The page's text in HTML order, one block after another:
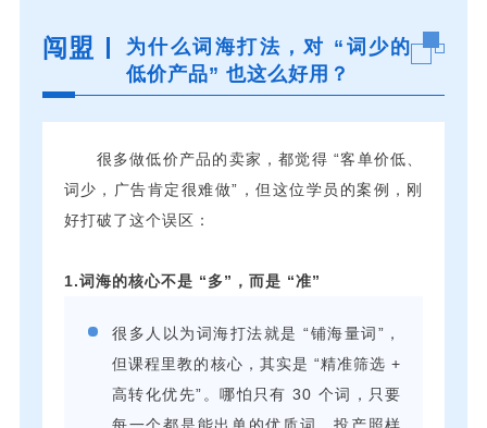
闯盟
为什么词海打法，对 “词少的
低价产品” 也这么好用？
很多做低价产品的卖家，都觉得 “客单价低、
词少，广告肯定很难做”，但这位学员的案例，刚
好打破了这个误区：
1.词海的核心不是 “多”，而是 “准”
很多人以为词海打法就是 “铺海量词”，
但课程里教的核心，其实是 “精准筛选 +
高转化优先”。哪怕只有 30 个词，只要